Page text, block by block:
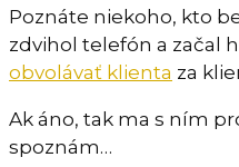
Poznáte niekoho, kto
zdvihol telefón a začal
obvolávať klienta za
Ak áno, tak ma s ním
spoznám…